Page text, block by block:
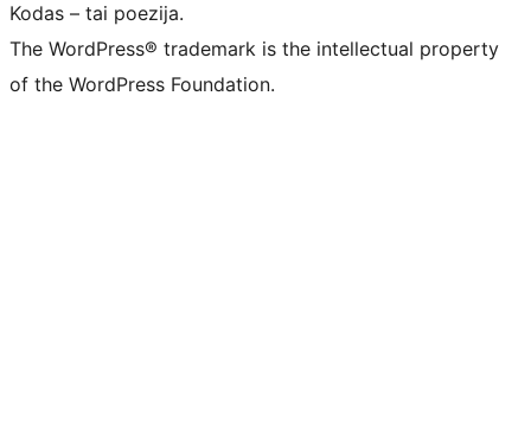
Kodas – tai poezija.
The WordPress® trademark is the intellectual property
of the WordPress Foundation.